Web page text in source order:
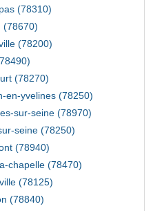
(78310)
(78670)
(78200)
(78270)
en-yvelines (78250)
sur-seine (78970)
seine (78250)
(78940)
chapelle (78470)
(78125)
(78840)